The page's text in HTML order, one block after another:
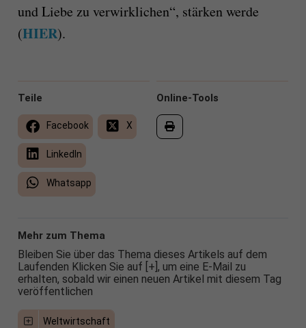
und Liebe zu verwirklichen“, stärken werde
(HIER).
Online-Tools
Teile
Facebook X
LinkedIn
Whatsapp
Mehr zum Thema
Bleiben Sie über das Thema dieses Artikels auf dem
Laufenden Klicken Sie auf [+], um eine E-Mail zu
erhalten, sobald wir einen neuen Artikel mit diesem Tag
veröffentlichen
Weltwirtschaft